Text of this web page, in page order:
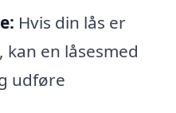
Hvis din lås er
en låsesmed
udføre